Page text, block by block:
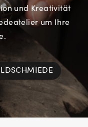
und Kreativität
um Ihre